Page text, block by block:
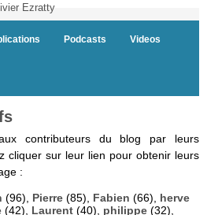
Podcasts Videos
contributeurs du blog par leurs
cliquer sur leur lien pour obtenir leurs
:
(96), Pierre (85), Fabien (66), herve
(42), Laurent (40), philippe (32),